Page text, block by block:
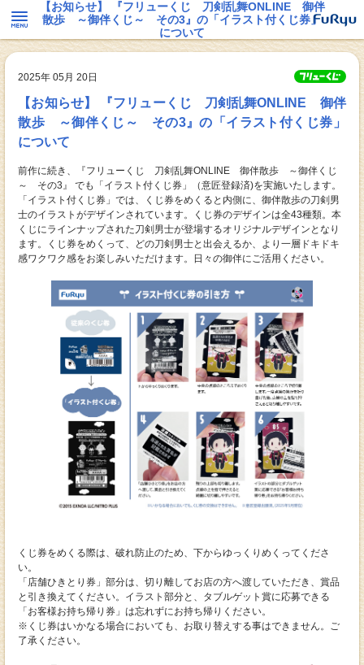
【お知らせ】 『フリューくじ 刀剣乱舞ONLINE 御伴
散歩 ～御伴くじ～ その3』の「イラスト付くじ券」
について
2025年 05月 20日
【お知らせ】 『フリューくじ 刀剣乱舞ONLINE 御伴
散歩 ～御伴くじ～ その3』の「イラスト付くじ券」
について
前作に続き、『フリューくじ 刀剣乱舞ONLINE 御伴散歩 ～御伴くじ
～ その3』 でも「イラスト付くじ券」（意匠登録済)を実施いたします。
「イラスト付くじ券」では、くじ券をめくると内側に、御伴散歩の刀剣男
士のイラストがデザインされています。くじ券のデザインは全43種類。本
くじにラインナップされた刀剣男士が登場するオリジナルデザインとなり
ます。くじ券をめくって、どの刀剣男士と出会えるか、より一層ドキドキ
感ワクワク感をお楽しみいただけます。日々の御伴にご活用ください。
くじ券をめくる際は、破れ防止のため、下からゆっくりめくってくださ
い。
「店舗ひきとり券」部分は、切り離してお店の方へ渡していただき、賞品
と引き換えてください。イラスト部分と、タブルゲット賞に応募できる
「お客様お持ち帰り券」は忘れずにお持ち帰りください。
※くじ券はいかなる場合においても、お取り替えする事はできません。ご
了承ください。